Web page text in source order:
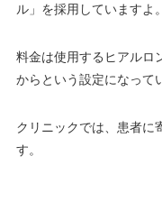
ル」を採用していますよ。
料金は使用するヒアルロ
からという設定になって
クリニックでは、患者に
す。